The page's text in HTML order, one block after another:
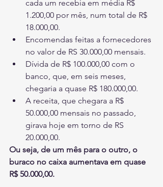
cada um recebia em média R$
1.200,00 por mês, num total de R$
18.000,00.
Encomendas feitas a fornecedores
no valor de RS 30.000,00 mensais.
Dívida de R$ 100.000,00 com o
banco, que, em seis meses,
chegaria a quase R$ 180.000,00.
A receita, que chegara a R$
50.000,00 mensais no passado,
girava hoje em torno de RS
20.000,00.
Ou seja, de um mês para o outro, o
buraco no caixa aumentava em quase
R$ 50.000,00.